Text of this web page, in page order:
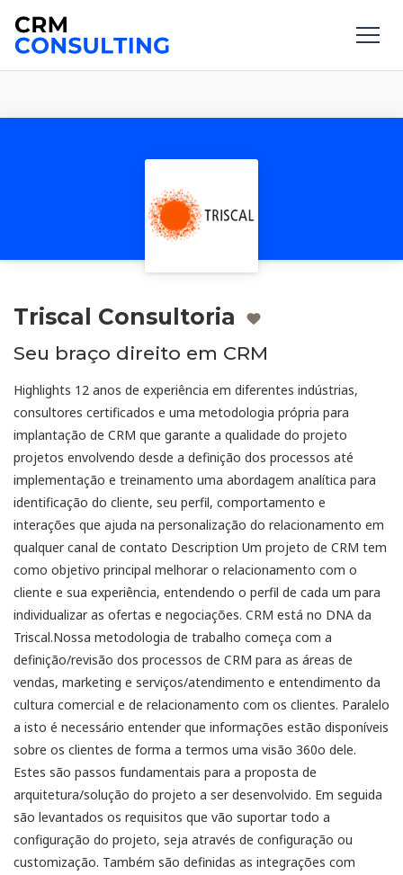
Triscal Consultoria
Seu braço direito em CRM
Highlights 12 anos de experiência em diferentes indústrias,
consultores certificados e uma metodologia própria para
implantação de CRM que garante a qualidade do projeto
projetos envolvendo desde a definição dos processos até
implementação e treinamento uma abordagem analítica para
identificação do cliente, seu perfil, comportamento e
interações que ajuda na personalização do relacionamento em
qualquer canal de contato Description Um projeto de CRM tem
como objetivo principal melhorar o relacionamento com o
cliente e sua experiência, entendendo o perfil de cada um para
individualizar as ofertas e negociações. CRM está no DNA da
Triscal.Nossa metodologia de trabalho começa com a
definição/revisão dos processos de CRM para as áreas de
vendas, marketing e serviços/atendimento e entendimento da
cultura comercial e de relacionamento com os clientes. Paralelo
a isto é necessário entender que informações estão disponíveis
sobre os clientes de forma a termos uma visão 360o dele.
Estes são passos fundamentais para a proposta de
arquitetura/solução do projeto a ser desenvolvido. Em seguida
são levantados os requisitos que vão suportar todo a
configuração do projeto, seja através de configuração ou
customização. Também são definidas as integrações com